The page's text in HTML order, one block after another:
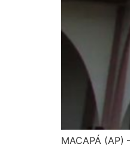
MACAPÁ